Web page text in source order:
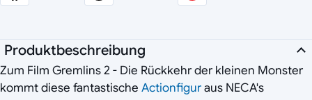
Produktbeschreibung
Zum Film Gremlins 2 - Die Rückkehr der kleinen Monster
kommt diese fantastische Actionfiguraus NECA's